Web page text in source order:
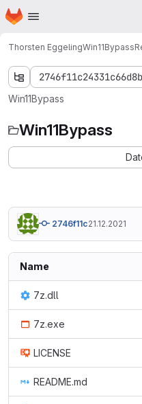
Zum Hauptinhalt springen
Startseite
Thorsten EggelingWin11Bypass
Win11Bypass
Win11Bypass
2746f11c21.12.2021
Name
7z.dll
7z.exe
LICENSE
README.md